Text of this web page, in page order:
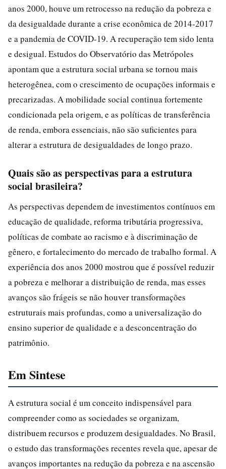
anos 2000, houve um retrocesso na redução da pobreza e
da desigualdade durante a crise econômica de 2014-2017
e a pandemia de COVID-19. A recuperação tem sido lenta
e desigual. Estudos do Observatório das Metrópoles
apontam que a estrutura social urbana se tornou mais
heterogênea, com o crescimento de ocupações informais e
precarizadas. A mobilidade social continua fortemente
condicionada pela origem, e as políticas de transferência
de renda, embora essenciais, não são suficientes para
alterar a estrutura de desigualdades de longo prazo.
Quais são as perspectivas para a estrutura
social brasileira?
As perspectivas dependem de investimentos contínuos em
educação de qualidade, reforma tributária progressiva,
políticas de combate ao racismo e à discriminação de
gênero, e fortalecimento do mercado de trabalho formal. A
experiência dos anos 2000 mostrou que é possível reduzir
a pobreza e melhorar a distribuição de renda, mas esses
avanços são frágeis se não houver transformações
estruturais mais profundas, como a universalização do
ensino superior de qualidade e a desconcentração do
patrimônio.
Em Sintese
A estrutura social é um conceito indispensável para
compreender como as sociedades se organizam,
distribuem recursos e produzem desigualdades. No Brasil,
o estudo das transformações recentes revela que, apesar de
avanços importantes na redução da pobreza e na ascensão